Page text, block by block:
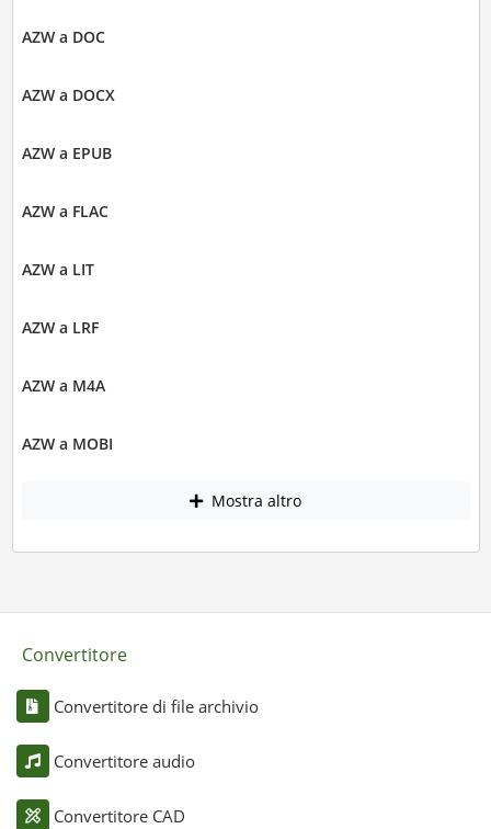
AZW a DOC
AZW a DOCX
AZW a EPUB
AZW a FLAC
AZW a LIT
AZW a LRF
AZW a M4A
AZW a MOBI
Mostra altro
Convertitore
Convertitore di file archivio
Convertitore audio
Convertitore CAD